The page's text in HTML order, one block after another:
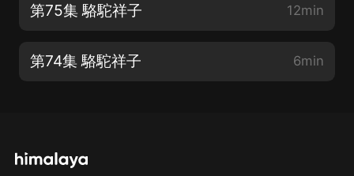
第75集 駱駝祥子 12min
第74集 駱駝祥子 6min